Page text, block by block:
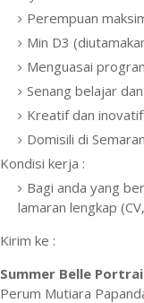
Perempuan
Min D3
Menguasai
Senang belajar
Kreatif dan inovatif
Domisili di
Kondisi kerja :
Bagi anda yang
lamaran lengkap
Kirim ke :
Summer Belle
Perum Mutiara